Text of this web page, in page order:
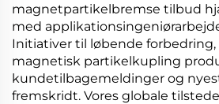
magnetpartikelbremse tilbud
med
Initiativer til løbende forbedring,
magnetisk partikelkupling
kundetilbagemeldinger og
fremskridt. Vores globale